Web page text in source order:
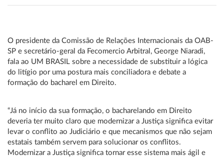
O presidente da Comissão de Relações Internacionais da OAB-
SP e secretário-geral da Fecomercio Arbitral, George Niaradi,
fala ao UM BRASIL sobre a necessidade de substituir a lógica
do litígio por uma postura mais conciliadora e debate a
formação do bacharel em Direito.
“Já no início da sua formação, o bacharelando em Direito
deveria ter muito claro que modernizar a Justiça significa evitar
levar o conflito ao Judiciário e que mecanismos que não sejam
estatais também servem para solucionar os conflitos.
Modernizar a Justiça significa tornar esse sistema mais ágil e